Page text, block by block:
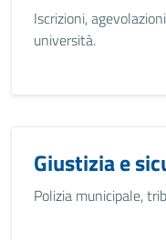
Iscrizioni,
università.
Giustizia e
Polizia municipale,